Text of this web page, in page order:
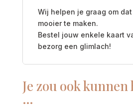
Wij helpen je graag om
mooier te maken.
Bestel jouw enkele kaart
bezorg een glimlach!
Je zou ook kunnen
…